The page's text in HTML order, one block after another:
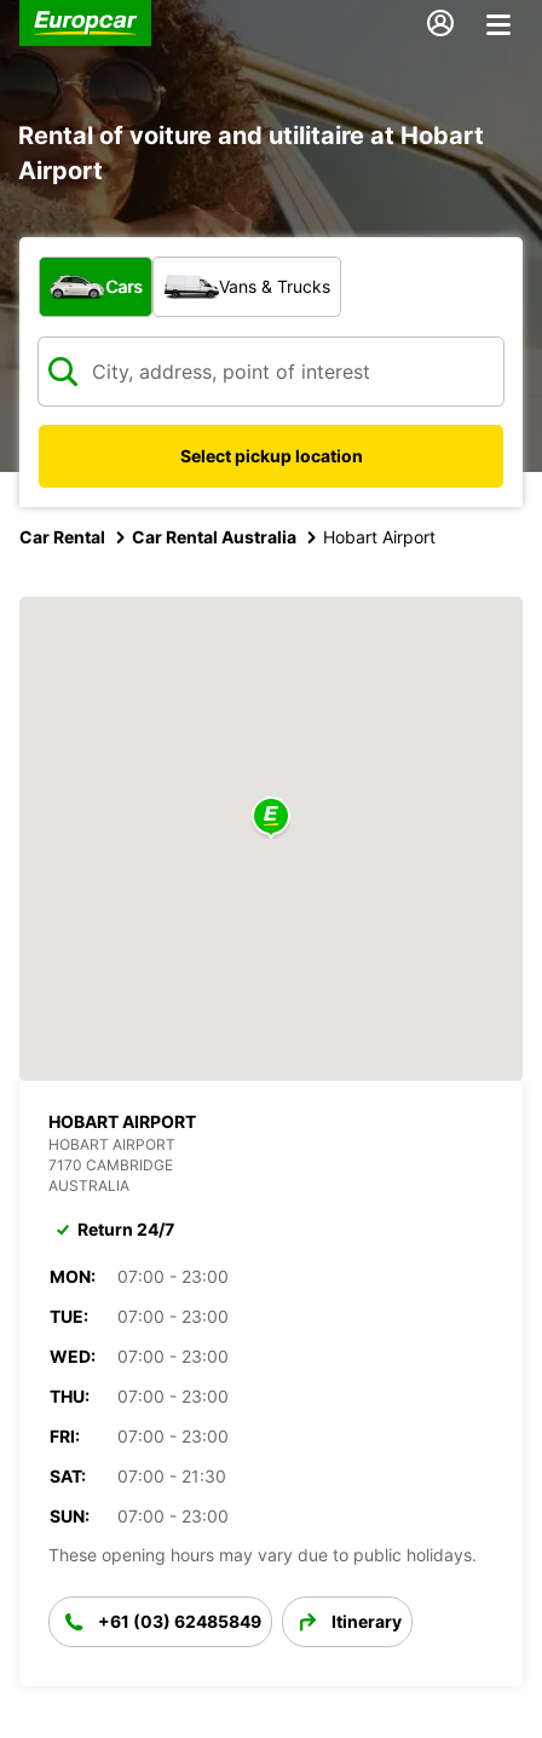
Rental of voiture and utilitaire at Hobart
Airport
What type of vehicle?
Cars Vans & Trucks
Select pickup location
Car Rental Car Rental Australia Hobart Airport
HOBART AIRPORT
HOBART AIRPORT
7170 CAMBRIDGE
AUSTRALIA
Return 24/7
MON:
07:00 - 23:00
TUE:
07:00 - 23:00
WED:
07:00 - 23:00
THU:
07:00 - 23:00
FRI:
07:00 - 23:00
SAT:
07:00 - 21:30
SUN:
07:00 - 23:00
These opening hours may vary due to public holidays.
+61 (03) 62485849 Itinerary